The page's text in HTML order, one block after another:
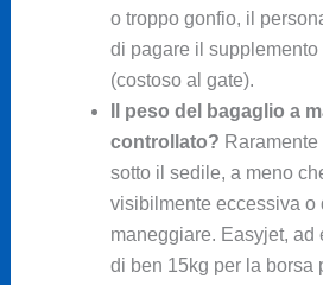
o troppo gonfio, il
di pagare il supplemento
(costoso al gate).
Il peso del bagaglio a
controllato?
sotto il sedile, a meno
visibilmente eccessiva o
maneggiare. Easyjet, ad
di ben 15kg per la borsa